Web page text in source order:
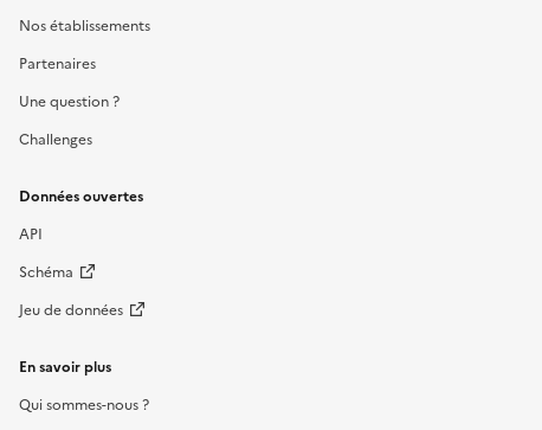
Nos établissements
Partenaires
Une question ?
Challenges
Données ouvertes
API
Schéma
Jeu de données
En savoir plus
Qui sommes-nous ?